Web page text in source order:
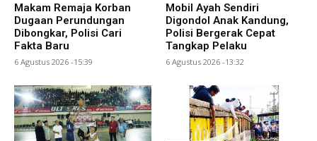
Makam Remaja Korban
Dugaan Perundungan
Dibongkar, Polisi Cari
Fakta Baru
6 Agustus 2026 -15:39
Mobil Ayah Sendiri
Digondol Anak Kandung,
Polisi Bergerak Cepat
Tangkap Pelaku
6 Agustus 2026 -13:32